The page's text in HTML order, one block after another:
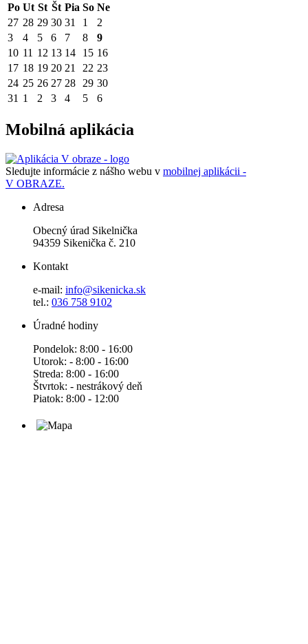
Po Ut St Št Pia So Ne
27 28 29 30 31 1
2
3
4 5 6 7 8
9
10 11 12 13 14 15 16
17 18 19 20 21 22 23
24 25 26 27 28 29 30
31 1 2 3 4 5 6
Mobilná aplikácia
Sledujte informácie z nášho webu v mobilnej aplikácii -
V OBRAZE.
Adresa
Obecný úrad Sikelnička
94359 Sikenička č. 210
Kontakt
e-mail: info@sikenicka.sk
tel.: 036 758 9102
Úradné hodiny
Pondelok: 8:00 - 16:00
Utorok: - 8:00 - 16:00
Streda: 8:00 - 16:00
Štvrtok: - nestrákový deň
Piatok: 8:00 - 12:00